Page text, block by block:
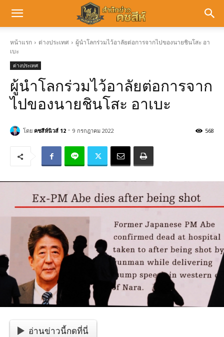
หน้าแรก ต่างประเทศ
ผู้นำโลกร่วมไว้อาลัยต่อการจากไปของนายชินโสะ อา
เบะ
ต่างประเทศ
ผู้นำโลกร่วมไว้อาลัยต่อการจาก
ไปของนายชินโสะ อาเบะ
568
โดย คชสีห์นิวส์ 12 - 9 กรกฎาคม 2022
อ่านข่าวนี้กดที่นี่